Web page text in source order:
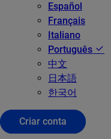
Español
Français
Italiano
Português
中文
日本語
한국어
Criar conta